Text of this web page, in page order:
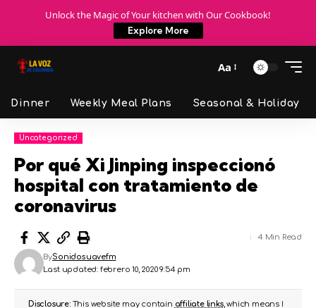
Unlock the Magic of Your kitchen with Our Cookbook!
Explore More
Aa
Dinner Weekly Meal Plans Seasonal & Holiday
Uncategorized
Por qué Xi Jinping inspeccionó
hospital con tratamiento de
coronavirus
Last updated: febrero 10, 2020 9:54 pm
BySonidosuavefm
4 Min Read
Disclosure:This website may contain affiliate links, which means I